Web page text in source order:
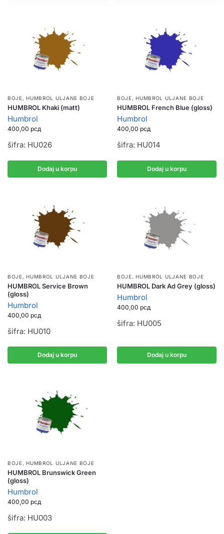
BOJE,HUMBROL ULJANE BOJE
HUMBROL Khaki (matt)
Humbrol
400,00 рсд
šifra: HU026
Dodaj u korpu
BOJE,HUMBROL ULJANE BOJE
HUMBROL French Blue (gloss)
Humbrol
400,00 рсд
šifra: HU014
Dodaj u korpu
BOJE,HUMBROL ULJANE BOJE
HUMBROL Service Brown
(gloss)
Humbrol
400,00 рсд
šifra: HU010
Dodaj u korpu
BOJE,HUMBROL ULJANE BOJE
HUMBROL Dark Ad Grey (gloss)
Humbrol
400,00 рсд
šifra: HU005
Dodaj u korpu
BOJE,HUMBROL ULJANE BOJE
HUMBROL Brunswick Green
(gloss)
Humbrol
400,00 рсд
šifra: HU003